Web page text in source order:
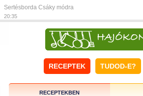
Sertésborda Csáky módra
20:35
RECEPTEK TUDOD-E?
RECEPTEKBEN